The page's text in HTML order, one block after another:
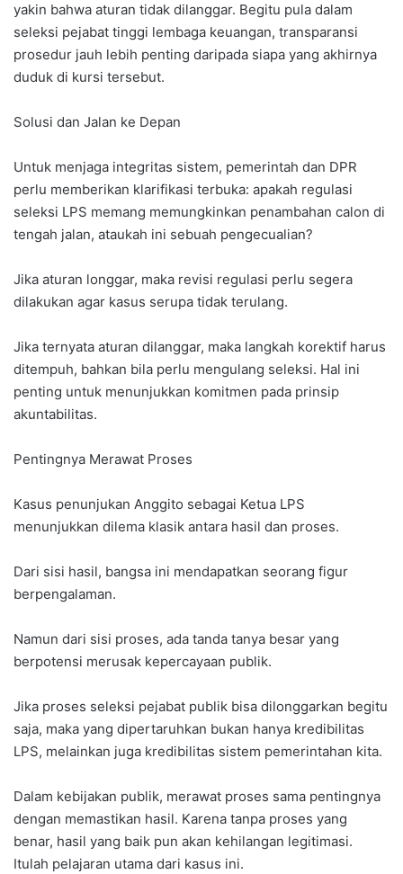
yakin bahwa aturan tidak dilanggar. Begitu pula dalam
seleksi pejabat tinggi lembaga keuangan, transparansi
prosedur jauh lebih penting daripada siapa yang akhirnya
duduk di kursi tersebut.
Solusi dan Jalan ke Depan
Untuk menjaga integritas sistem, pemerintah dan DPR
perlu memberikan klarifikasi terbuka: apakah regulasi
seleksi LPS memang memungkinkan penambahan calon di
tengah jalan, ataukah ini sebuah pengecualian?
Jika aturan longgar, maka revisi regulasi perlu segera
dilakukan agar kasus serupa tidak terulang.
Jika ternyata aturan dilanggar, maka langkah korektif harus
ditempuh, bahkan bila perlu mengulang seleksi. Hal ini
penting untuk menunjukkan komitmen pada prinsip
akuntabilitas.
Pentingnya Merawat Proses
Kasus penunjukan Anggito sebagai Ketua LPS
menunjukkan dilema klasik antara hasil dan proses.
Dari sisi hasil, bangsa ini mendapatkan seorang figur
berpengalaman.
Namun dari sisi proses, ada tanda tanya besar yang
berpotensi merusak kepercayaan publik.
Jika proses seleksi pejabat publik bisa dilonggarkan begitu
saja, maka yang dipertaruhkan bukan hanya kredibilitas
LPS, melainkan juga kredibilitas sistem pemerintahan kita.
Dalam kebijakan publik, merawat proses sama pentingnya
dengan memastikan hasil. Karena tanpa proses yang
benar, hasil yang baik pun akan kehilangan legitimasi.
Itulah pelajaran utama dari kasus ini.